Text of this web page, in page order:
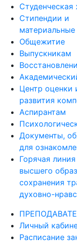
Студенческая
Стипендии и
Общежитие
Выпускникам
Центр оценки
развития
Аспирантам
Документы,
для
Горячая
высшего
сохранения
духовно-
Личный
Расписание